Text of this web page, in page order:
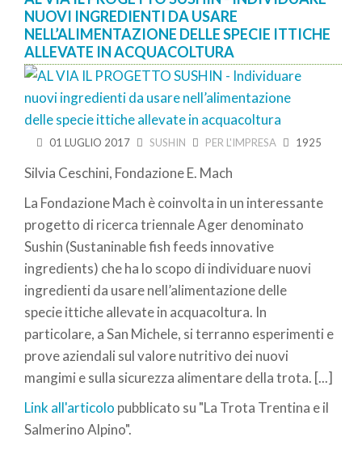
NUOVI INGREDIENTI DA USARE
NELL’ALIMENTAZIONE DELLE SPECIE ITTICHE
ALLEVATE IN ACQUACOLTURA
01 LUGLIO 2017 SUSHIN PER L'IMPRESA 1925
Silvia Ceschini, Fondazione E. Mach
La Fondazione Mach è coinvolta in un interessante
progetto di ricerca triennale Ager denominato
Sushin (Sustaninable fish feeds innovative
ingredients) che ha lo scopo di individuare nuovi
ingredienti da usare nell’alimentazione delle
specie ittiche allevate in acquacoltura. In
particolare, a San Michele, si terranno esperimenti e
prove aziendali sul valore nutritivo dei nuovi
mangimi e sulla sicurezza alimentare della trota. [...]
Link all'articolo pubblicato su "La Trota Trentina e il
Salmerino Alpino".